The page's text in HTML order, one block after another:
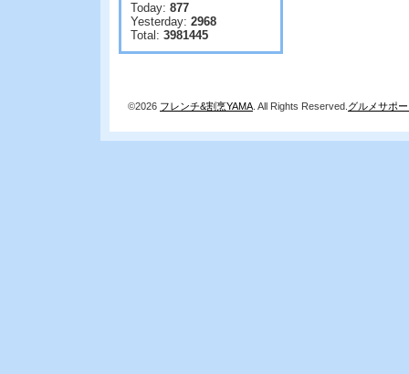
Today: 877
Yesterday: 2968
Total: 3981445
©2026 フレンチ&割烹YAMA . All Rights Reserved. グルメサポ